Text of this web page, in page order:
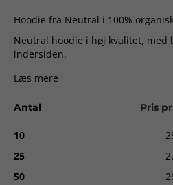
Hoodie fra Neutral i 100%
Neutral hoodie i høj kvalitet, med
indersiden.
Levering:ca. 3-5 dage uden logo.
Læs mere
Antal Pris
10
25
50